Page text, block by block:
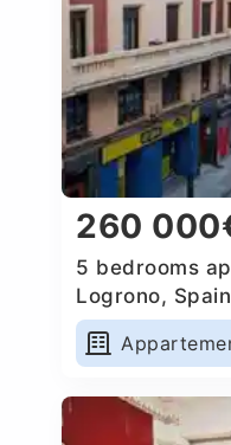
260
5 bedrooms
Logrono, Spain